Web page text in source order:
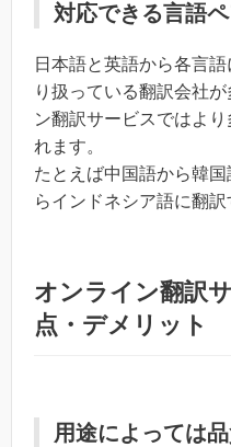
対応できる言語
日本語と英語から各言
り扱っている翻訳会社
ン翻訳サービスではよ
れます。
たとえば中国語から韓
らインドネシア語に翻訳
オンライン翻訳
点・デメリット
用途によっては